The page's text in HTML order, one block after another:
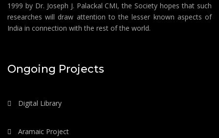
1999 by Dr. Joseph J. Palackal CMI, the Society hopes that such
researches will draw attention to the lesser known aspects of
India in connection with the rest of the world.
Ongoing Projects
Digital Library
Aramaic Project